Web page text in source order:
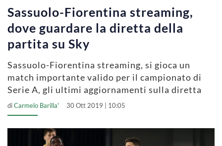
Sassuolo-Fiorentina streaming,
dove guardare la diretta della
partita su Sky
Sassuolo-Fiorentina streaming, si gioca un
match importante valido per il campionato di
Serie A, gli ultimi aggiornamenti sulla diretta
diCarmelo Barilla' 30 Ott 2019 | 10:05